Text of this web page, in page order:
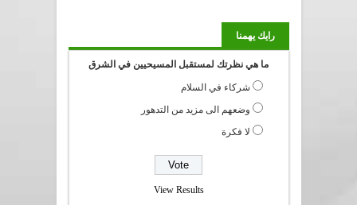
رايك يهمنا
ما هي نظرتك لمستقبل المسيحيين في الشرق
شركاء في السلام
وضعهم الى مزيد من التدهور
لا فكرة
View Results